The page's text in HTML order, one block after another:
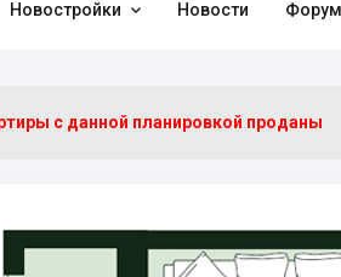
Новостройки  Новости Форум
c данной планировкой проданы